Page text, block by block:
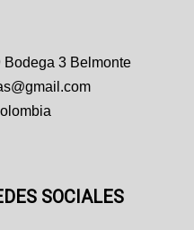
3 Belmonte
SOCIALES